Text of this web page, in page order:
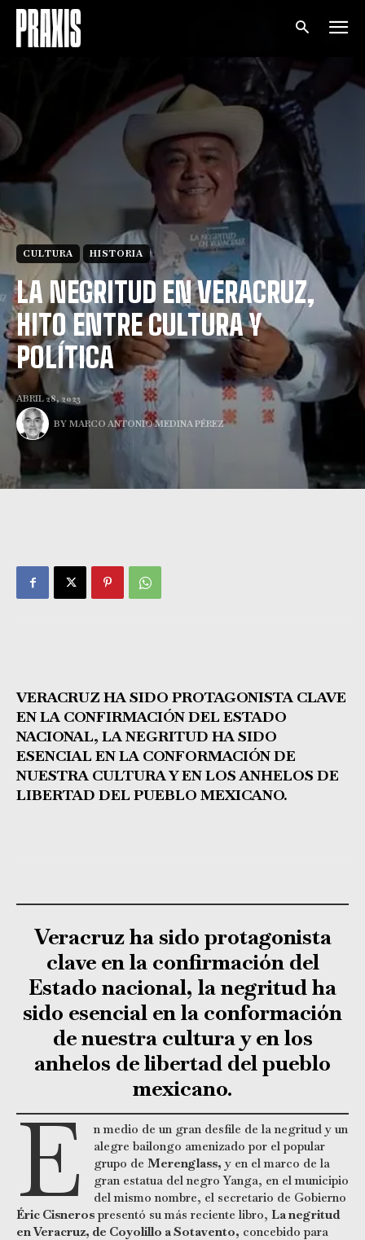
CULTURA HISTORIA
LA NEGRITUD EN VERACRUZ,
HITO ENTRE CULTURA Y
POLÍTICA
ABRIL 28, 2023
BY MARCO ANTONIO MEDINA PÉREZ
VERACRUZ HA SIDO PROTAGONISTA CLAVE
EN LA CONFIRMACIÓN DEL ESTADO
NACIONAL, LA NEGRITUD HA SIDO
ESENCIAL EN LA CONFORMACIÓN DE
NUESTRA CULTURA Y EN LOS ANHELOS DE
LIBERTAD DEL PUEBLO MEXICANO.
Veracruz ha sido protagonista
clave en la confirmación del
Estado nacional, la negritud ha
sido esencial en la conformación
de nuestra cultura y en los
anhelos de libertad del pueblo
mexicano.
E
n medio de un gran desfile de la negritud y un
alegre bailongo amenizado por el popular
grupo de Merenglass, y en el marco de la
gran estatua del negro Yanga, en el municipio
del mismo nombre, el secretario de Gobierno
Éric Cisneros presentó su más reciente libro, La negritud
en Veracruz, de Coyolillo a Sotavento, concebido para